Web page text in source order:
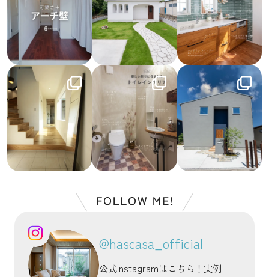
@hascasa_official
公式Instagramはこちら！実例